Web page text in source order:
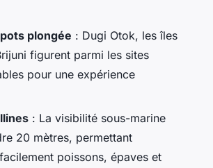
plongée : Dugi Otok, les îles
figurent parmi les sites
pour une expérience
: La visibilité sous-marine
20 mètres, permettant
poissons, épaves et